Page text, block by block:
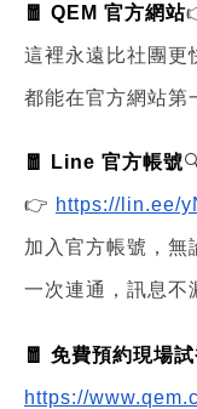
🧧 QEM 官方網站
這裡永遠比社團更
都能在官方網站第
🧧 Line 官方帳號
👉 https://lin.ee/
加入官方帳號，無
一次連通，訊息不
🧧 免費預約現場
https://